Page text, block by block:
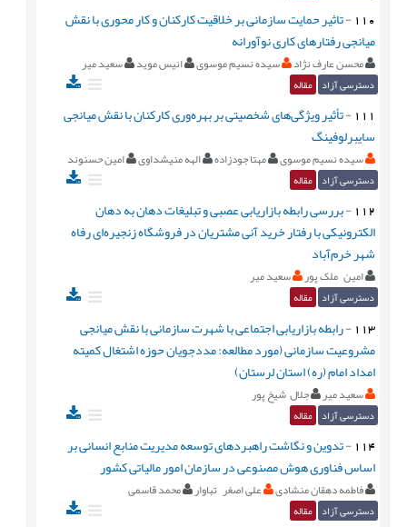
110
-تاثیر حمایت سازمانی بر خلاقیت کارکنان و کار محوری با نقش
میانجی رفتارهای کاری نوآورانه
محسن عارف نژاد سیده نسیم موسوی انیس موید سعید میر
دسترسی آزاد مقاله
111
-تأثیر ویژگی‌های شخصیتی بر بهره‌وری کارکنان با نقش میانجی
سایبرلوفینگ
سیده نسیم موسوی مهتا جودزاده الهه منیشداوی امین حسنوند
دسترسی آزاد مقاله
112
-بررسی رابطه بازاریابی عصبی و تبلیغات دهان به دهان
الکترونیکی با رفتار خرید آنی مشتریان در فروشگاه زنجیره‌‌ای رفاه
شهر خرم‌‌‌‌آباد
امین ملک پور سعید میر
دسترسی آزاد مقاله
113
-رابطه بازاریابی اجتماعی با شهرت سازمانی با نقش میانجی
مشروعیت سازمانی (مورد مطالعه: مددجویان حوزه اشتغال کمیته
امداد امام (ره) استان لرستان)
سعید میر جلال شیخ پور
دسترسی آزاد مقاله
114
-تدوین و نگاشت راهبردهای توسعه مدیریت منابع انسانی بر
اساس فناوری هوش مصنوعی در سازمان امور مالیاتی کشور
فاطمه دهقان منشادی علی اصغر تباوار محمد قاسمی
دسترسی آزاد مقاله